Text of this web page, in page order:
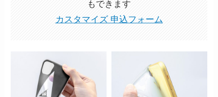
もできます
カスタマイズ 申込フォーム